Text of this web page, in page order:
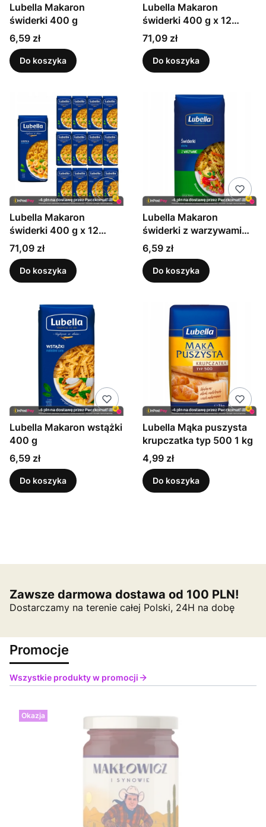
Lubella Makaron
świderki 400 g
Cena
6,59 zł
Do koszyka
Lubella Makaron
świderki 400 g x 12
sztuk
Cena
71,09 zł
Do koszyka
Lubella Makaron
świderki 400 g x 12
sztuk
Cena
71,09 zł
Do koszyka
Lubella Makaron
świderki z warzywami
eliche 400 g
Cena
6,59 zł
Do koszyka
Lubella Makaron wstążki
400 g
Cena
6,59 zł
Do koszyka
Lubella Mąka puszysta
krupczatka typ 500 1 kg
Cena
4,99 zł
Do koszyka
Zawsze darmowa dostawa od 100 PLN!
Dostarczamy na terenie całej Polski, 24H na dobę
Promocje
Wszystkie produkty w promocji
Okazja